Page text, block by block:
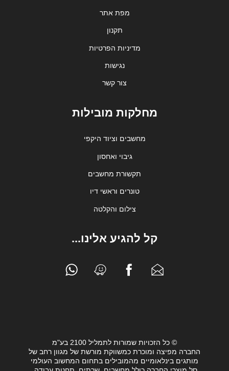
מפת אתר
תקנון
מדיניות הפרטיות
נגישות
צור קשר
מחלקות מובילות
מחשבים וציוד היקפי
גיבוי ואחסון
תקשורת מחשבים
טונרים וראשי דיו
צילום והקלטה
קל להגיע אלינו...
© כל הזכויות שמורות לתמליל 2100 בע"מ
החברה מפיצה ומוכרת כמשווקת מורשת של מגוון רחב של
מותגים בינלאומיים מהמובילים בתחום המחשוב העולמי